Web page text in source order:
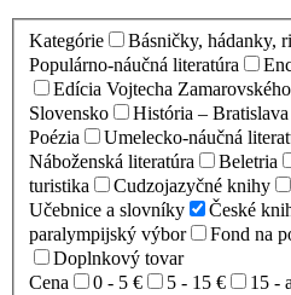
Kategórie Básničky, hádanky,
Populárno-náučná literatúra
Edícia Vojtecha Zamarovského
Slovensko
História – Bratislava
Poézia
Umelecko-náučná
Náboženská literatúra
Beletria
turistika
Cudzojazyčné knihy
Učebnice a slovníky
České
paralympijský výbor
Fond na
Doplnkový tovar
Cena
0 - 5 € 5 - 15 € 15 -